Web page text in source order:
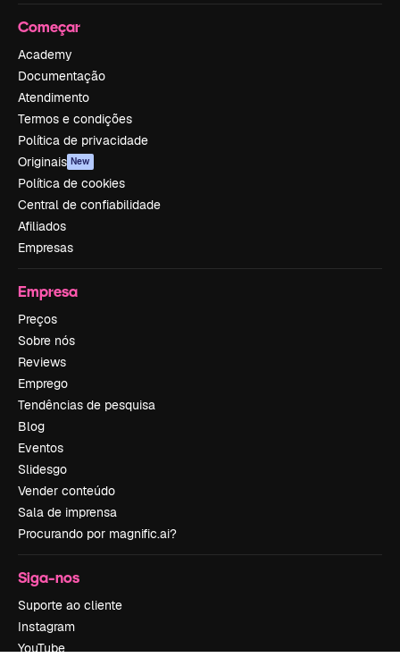
Começar
Academy
Documentação
Atendimento
Termos e condições
Política de privacidade
Originais New
Política de cookies
Central de confiabilidade
Afiliados
Empresas
Empresa
Preços
Sobre nós
Reviews
Emprego
Tendências de pesquisa
Blog
Eventos
Slidesgo
Vender conteúdo
Sala de imprensa
Procurando por magnific.ai?
Siga-nos
Suporte ao cliente
Instagram
YouTube